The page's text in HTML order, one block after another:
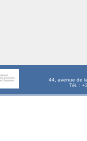
44, avenue de
Tél. :